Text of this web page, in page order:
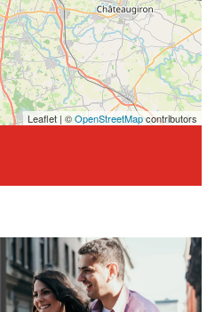
Leaflet | ©OpenStreetMapcontributors